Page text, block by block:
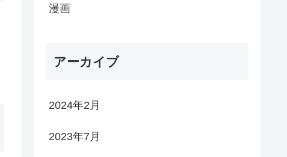
漫画
アーカイブ
2024年2月
2023年7月